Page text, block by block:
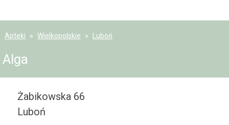
Apteki Wielkopolskie Luboń
Alga
Żabikowska 66
Luboń